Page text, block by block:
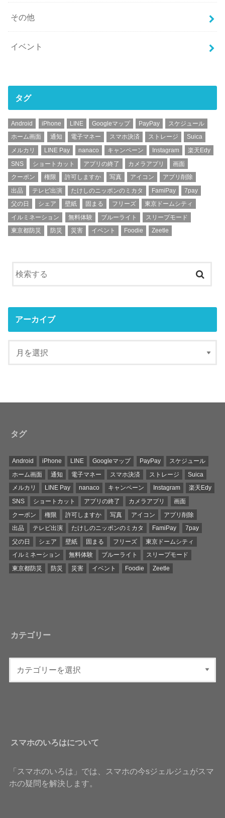
その他
イベント
タグ
Android iPhone LINE Googleマップ PayPay
スケジュール
ホーム画面
通知 電子マネー スマホ決済 ストレージ
Suica
メルカリ
LINE Pay nanaco キャンペーン Instagram
楽天Edy
SNS
ショートカット アプリの終了 カメラアプリ
画面
クーポン
権限 許可しますか 写真 アイコン
アプリ削除
出品
テレビ出演 たけしのニッポンのミカタ FamiPay
7pay
父の日
シェア 壁紙 固まる フリーズ
東京ドームシティ
イルミネーション
無料体験 ブルーライト
スリープモード
東京都防災
防災 災害 イベント Foodie Zeetle
アーカイブ
タグ
Android iPhone LINE Googleマップ PayPay
スケジュール
ホーム画面
通知 電子マネー スマホ決済 ストレージ
Suica
メルカリ
LINE Pay nanaco キャンペーン Instagram
楽天Edy
SNS
ショートカット アプリの終了 カメラアプリ
画面
クーポン
権限 許可しますか 写真 アイコン
アプリ削除
出品
テレビ出演 たけしのニッポンのミカタ FamiPay
7pay
父の日
シェア 壁紙 固まる フリーズ
東京ドームシティ
イルミネーション
無料体験 ブルーライト
スリープモード
東京都防災
防災 災害 イベント Foodie Zeetle
カテゴリー
スマホのいろはについて
「スマホのいろは」では、スマホの今sジェルジュがスマ
ホの疑問を解決します。